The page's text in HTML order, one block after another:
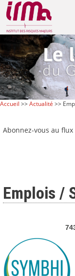
Accueil >>Actualité >>
Abonnez-vous au
Emplois /